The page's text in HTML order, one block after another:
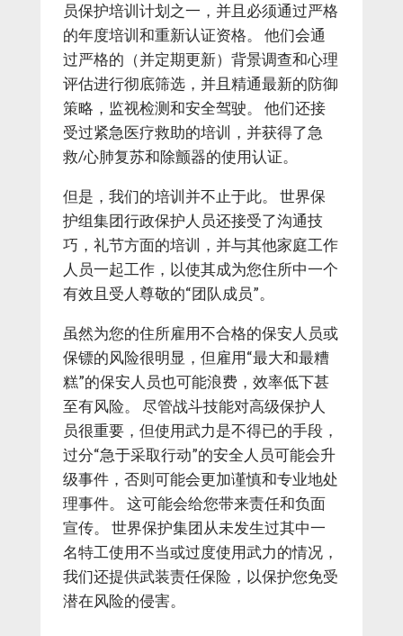
员保护培训计划之一，并且必须通过严格
的年度培训和重新认证资格。 他们会通
过严格的（并定期更新）背景调查和心理
评估进行彻底筛选，并且精通最新的防御
策略，监视检测和安全驾驶。 他们还接
受过紧急医疗救助的培训，并获得了急
救/心肺复苏和除颤器的使用认证。
但是，我们的培训并不止于此。 世界保
护组集团行政保护人员还接受了沟通技
巧，礼节方面的培训，并与其他家庭工作
人员一起工作，以使其成为您住所中一个
有效且受人尊敬的“团队成员”。
虽然为您的住所雇用不合格的保安人员或
保镖的风险很明显，但雇用“最大和最糟
糕”的保安人员也可能浪费，效率低下甚
至有风险。 尽管战斗技能对高级保护人
员很重要，但使用武力是不得已的手段，
过分“急于采取行动”的安全人员可能会升
级事件，否则可能会更加谨慎和专业地处
理事件。 这可能会给您带来责任和负面
宣传。 世界保护集团从未发生过其中一
名特工使用不当或过度使用武力的情况，
我们还提供武装责任保险，以保护您免受
潜在风险的侵害。